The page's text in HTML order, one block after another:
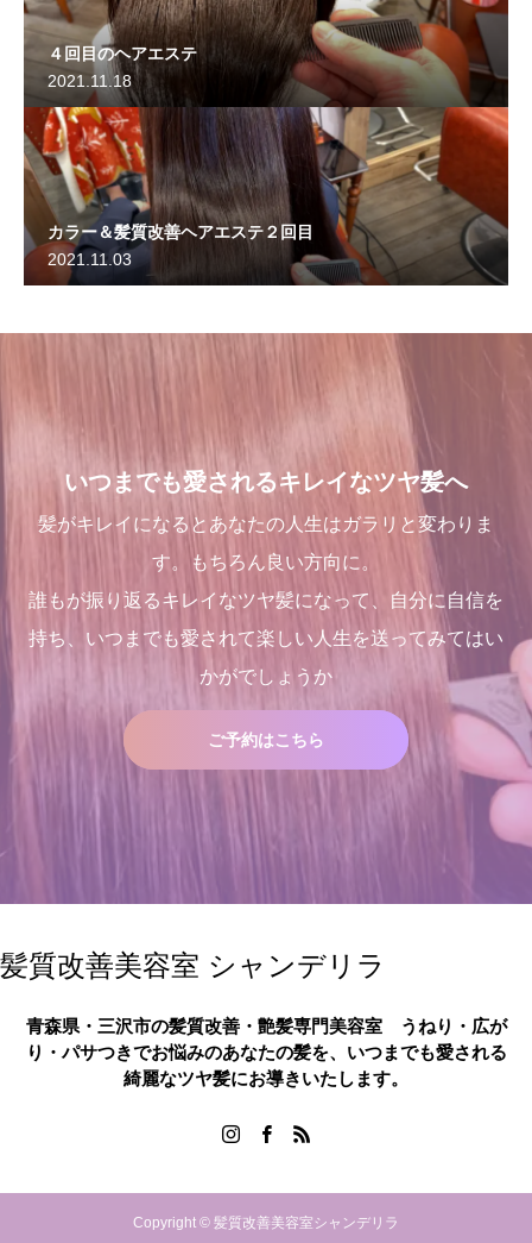
４回目のヘアエステ
2021.11.18
カラー＆髪質改善ヘアエステ２回目
2021.11.03
いつまでも愛されるキレイなツヤ髪へ
髪がキレイになるとあなたの人生はガラリと変わりま
す。もちろん良い方向に。
誰もが振り返るキレイなツヤ髪になって、自分に自信を
持ち、いつまでも愛されて楽しい人生を送ってみてはい
かがでしょうか
ご予約はこちら
髪質改善美容室 シャンデリラ
青森県・三沢市の髪質改善・艶髪専門美容室 うねり・広が
り・パサつきでお悩みのあなたの髪を、いつまでも愛される
綺麗なツヤ髪にお導きいたします。
Copyright © 髪質改善美容室シャンデリラ